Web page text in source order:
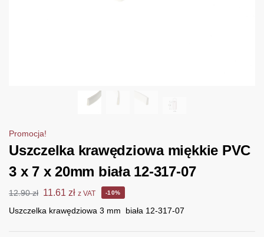
Promocja!
Uszczelka krawędziowa miękkie PVC
3 x 7 x 20mm biała 12-317-07
12.90zł 11.61 zł z VAT -10%
Uszczelka krawędziowa 3 mm biała 12-317-07